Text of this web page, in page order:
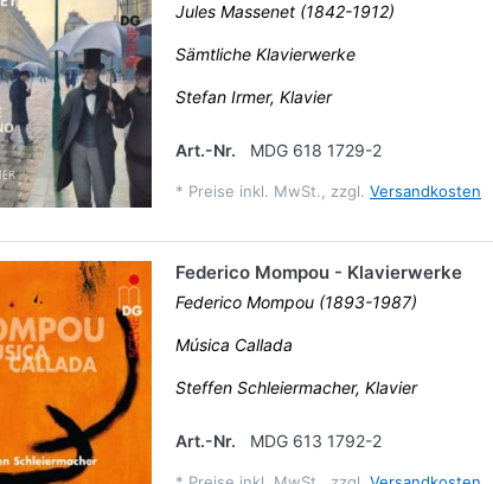
Jules Massenet (1842-1912)
Sämtliche Klavierwerke
Stefan Irmer, Klavier
Art.-Nr. MDG 618 1729-2
* Preise inkl. MwSt., zzgl. Versandkosten
Federico Mompou - Klavierwerke
Federico Mompou (1893-1987)
Música Callada
Steffen Schleiermacher, Klavier
Art.-Nr. MDG 613 1792-2